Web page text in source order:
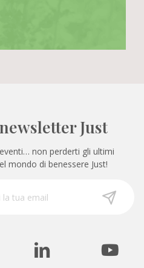
Just
non perderti gli ultimi
mondo di benessere Just!